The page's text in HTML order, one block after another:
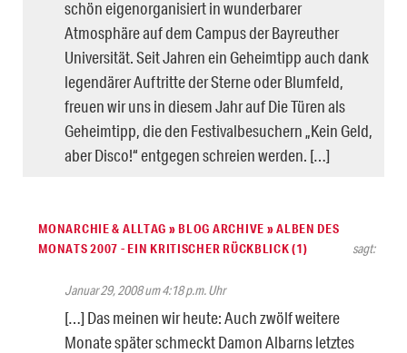
schön eigenorganisiert in wunderbarer
Atmosphäre auf dem Campus der Bayreuther
Universität. Seit Jahren ein Geheimtipp auch dank
legendärer Auftritte der Sterne oder Blumfeld,
freuen wir uns in diesem Jahr auf Die Türen als
Geheimtipp, die den Festivalbesuchern „Kein Geld,
aber Disco!“ entgegen schreien werden. […]
MONARCHIE & ALLTAG » BLOG ARCHIVE » ALBEN DES
MONATS 2007 - EIN KRITISCHER RÜCKBLICK (1)
sagt:
Januar 29, 2008 um 4:18 p.m. Uhr
[…] Das meinen wir heute: Auch zwölf weitere
Monate später schmeckt Damon Albarns letztes